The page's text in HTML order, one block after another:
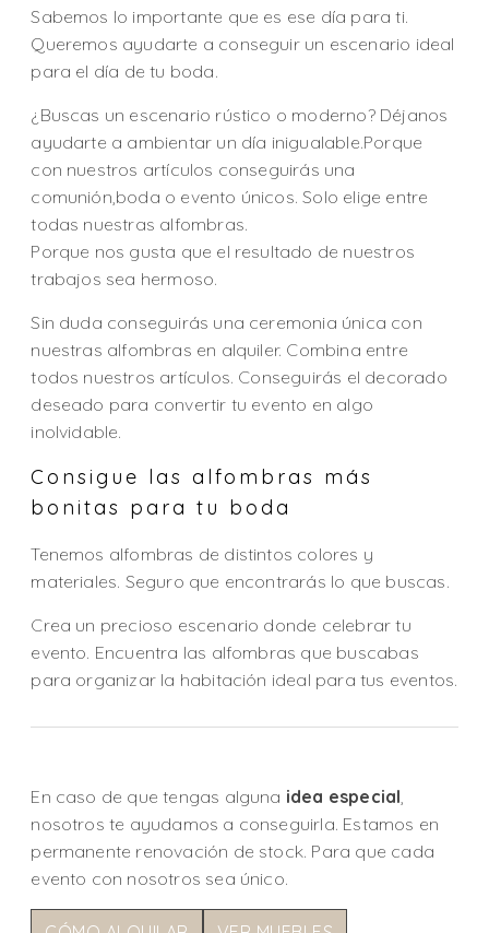
Sabemos lo importante que es ese día para ti.
Queremos ayudarte a conseguir un escenario ideal
para el día de tu boda.
¿Buscas un escenario rústico o moderno? Déjanos
ayudarte a ambientar un día inigualable.Porque
con nuestros artículos conseguirás una
comunión,boda o evento únicos. Solo elige entre
todas nuestras alfombras.
Porque nos gusta que el resultado de nuestros
trabajos sea hermoso.
Sin duda conseguirás una ceremonia única con
nuestras alfombras en alquiler. Combina entre
todos nuestros artículos. Conseguirás el decorado
deseado para convertir tu evento en algo
inolvidable.
Consigue las alfombras más
bonitas para tu boda
Tenemos alfombras de distintos colores y
materiales. Seguro que encontrarás lo que buscas.
Crea un precioso escenario donde celebrar tu
evento. Encuentra las alfombras que buscabas
para organizar la habitación ideal para tus eventos.
En caso de que tengas alguna idea especial
nosotros te ayudamos a conseguirla. Estamos en
permanente renovación de stock. Para que cada
evento con nosotros sea único.